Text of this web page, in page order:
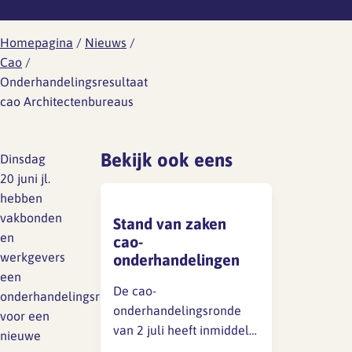
Gezondheid en arbo
Verlof
Modelcontracten
Personeelshandboek
HR jaarplan
Verzuim en verlof
Overzicht regelingen
vakantie-uren
Overzicht regelingen cao-
verlof
Wat is er aan de hand
Wat kun je doen
Wat is er aan de hand
Wat kun je doen
Ongewenst gedrag
Toetsing
Homepagina / Nieuws /
Cao /
Onderhandelingsresultaat
cao Architectenbureaus
Dinsdag
20 juni jl.
hebben
vakbonden
en
werkgevers
een
onderhandelingsresultaat
voor een
nieuwe
Bekijk ook eens
Stand van zaken
cao-
onderhandelingen
De cao-
onderhandelingsronde
van 2 juli heeft inmiddels